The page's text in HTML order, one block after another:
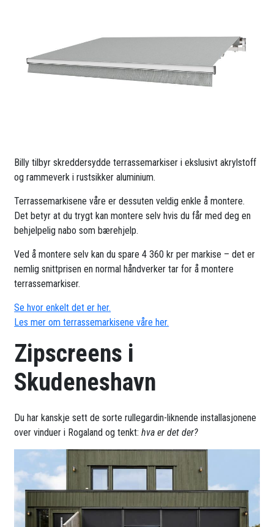
Billy tilbyr skreddersydde terrassemarkiser i ekslusivt akrylstoff
og rammeverk i rustsikker aluminium.
Terrassemarkisene våre er dessuten veldig enkle å montere.
Det betyr at du trygt kan montere selv hvis du får med deg en
behjelpelig nabo som bærehjelp.
Ved å montere selv kan du spare 4 360 kr per markise – det er
nemlig snittprisen en normal håndverker tar for å montere
terrassemarkiser.
Se hvor enkelt det er her.
Les mer om terrassemarkisene våre her.
Zipscreens i
Skudeneshavn
Du har kanskje sett de sorte rullegardin-liknende installasjonene
over vinduer i Rogaland og tenkt:hva er det der?